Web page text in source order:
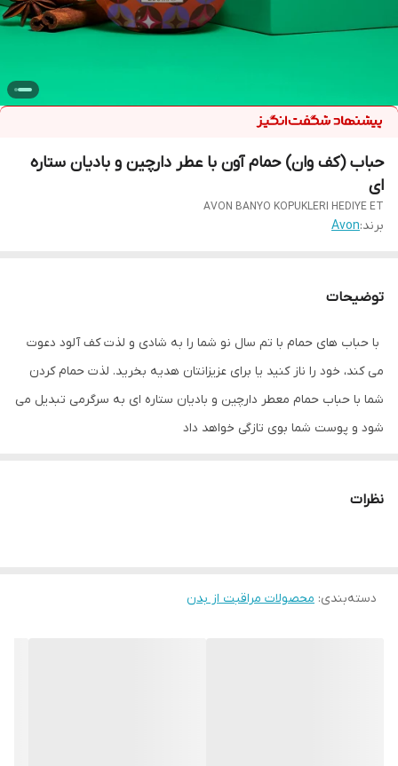
حباب (کف وان) حمام آون با عطر دارچین و بادیان ستاره
ای
AVON BANYO KOPUKLERI HEDIYE ET
برند:Avon
توضیحات
با حباب های حمام با تم سال نو شما را به شادی و لذت کف آلود دعوت
می کند، خود را ناز کنید یا برای عزیزانتان هدیه بخرید. لذت حمام کردن
شما با حباب حمام معطر دارچین و بادیان ستاره ای به سرگرمی تبدیل می
شود و پوست شما بوی تازگی خواهد داد
نظرات
دسته‌بندی: محصولات مراقبت از بدن